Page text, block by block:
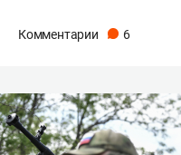
Комментарии 6